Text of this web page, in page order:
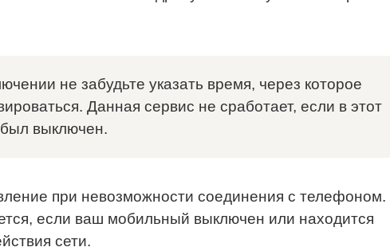
не забудьте указать время, через которое
Данная сервис не сработает, если в этот
выключен.
при невозможности соединения с телефоном.
если ваш мобильный выключен или находится
сети.